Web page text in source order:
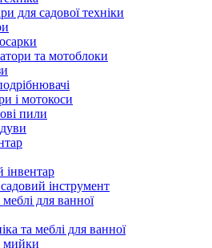
для садової техніки
та мотоблоки
і мотокоси
пили
інвентар
інструмент
для ванної
та меблі для ванної
мийки